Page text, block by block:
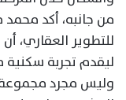
من جانبه، أكد
ليقدم تجربة سكنية
وليس مجرد مجموعة